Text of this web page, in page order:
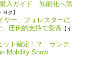
購入ガイド 知能化へ第
ヨタ】
ヤー、フォレスターに
圧倒的支持で受賞 【イ
ット確定！？ ランク
Mobility Show